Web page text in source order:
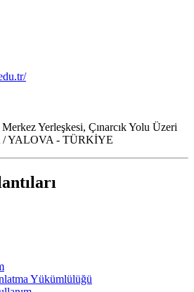
Yerleşkesi, Çınarcık Yolu Üzeri
/ YALOVA - TÜRKİYE
Yükümlülüğü